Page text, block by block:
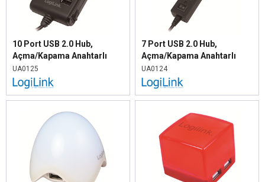
10 Port USB 2.0 Hub,
Açma/Kapama Anahtarlı
UA0125
7 Port USB 2.0 Hub,
Açma/Kapama Anahtarlı
UA0124